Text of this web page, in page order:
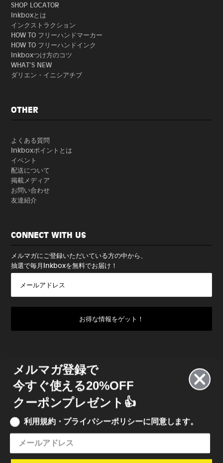
SHOP LOCATOR
Inkboxとは
インクストラクション
HOW TO フリーハンドマーカー
HOW TO フリーハンドインク
Inkboxつけ方のコツ
WHAT'S NEW
ダリエン・イニシアチブ
OTHER
よくある質問
Inkboxポイントとは
イベント
配送について
掲載メディア
お問い合わせ
友達紹介
CONNECT WITH US
メルマガにご登録いただいている方の中から、
抽選で毎月Inkboxを無料でお届け！
© 2022 INKBOX JAPAN
メルマガ登録で
今すぐ使える20%OFF
クーポンプレゼント👍
利用規約・プライバシーポリシーに同意します。